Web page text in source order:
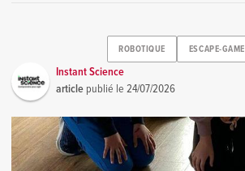
ROBOTIQUE ESCAPE-GAME
Instant Science
article publié le24/07/2026